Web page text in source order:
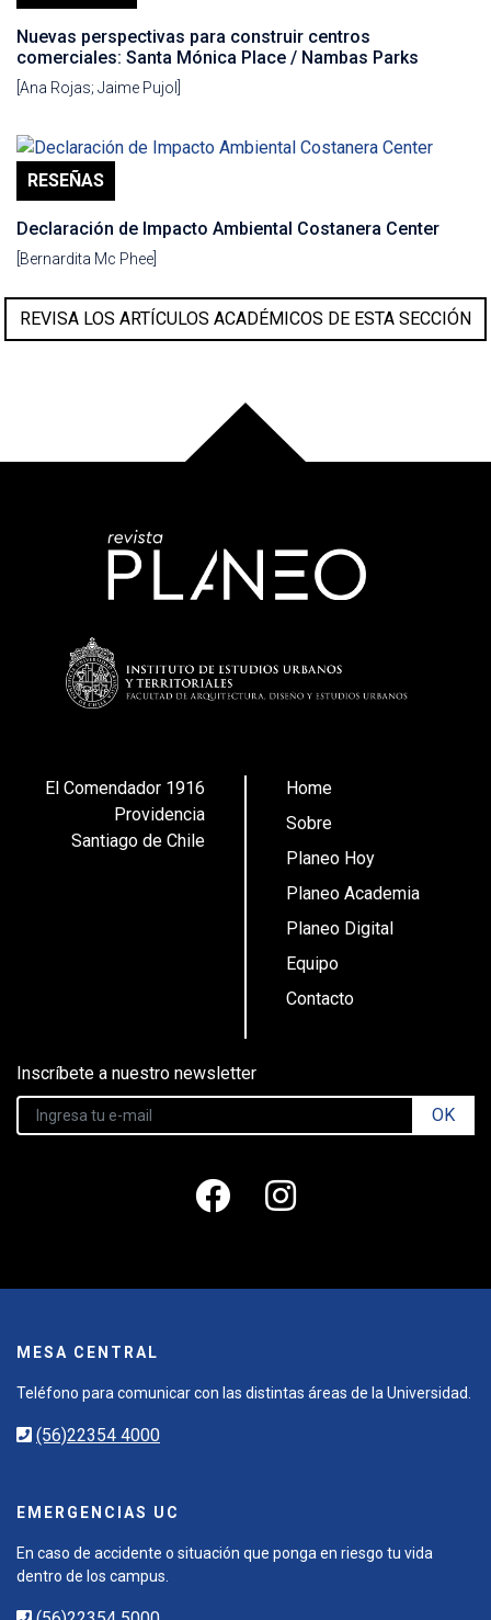
Nuevas perspectivas para construir centros
comerciales: Santa Mónica Place / Nambas Parks
[Ana Rojas; Jaime Pujol]
RESEÑAS
Declaración de Impacto Ambiental Costanera Center
[Bernardita Mc Phee]
REVISA LOS ARTÍCULOS ACADÉMICOS DE ESTA SECCIÓN
El Comendador 1916
Providencia
Santiago de Chile
Home
Sobre
Planeo Hoy
Planeo Academia
Planeo Digital
Equipo
Contacto
Inscríbete a nuestro newsletter
OK
MESA CENTRAL
Teléfono para comunicar con las distintas áreas de la Universidad.
(56)22354 4000
EMERGENCIAS UC
En caso de accidente o situación que ponga en riesgo tu vida
dentro de los campus.